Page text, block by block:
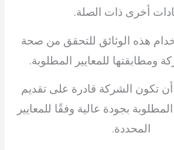
أخرى ذات الصلة.
هذه الوثائق للتحقق من صحة
ومطابقتها للمعايير المطلوبة.
تكون الشركة قادرة على تقديم
بجودة عالية وفقًا للمعايير
المحددة.